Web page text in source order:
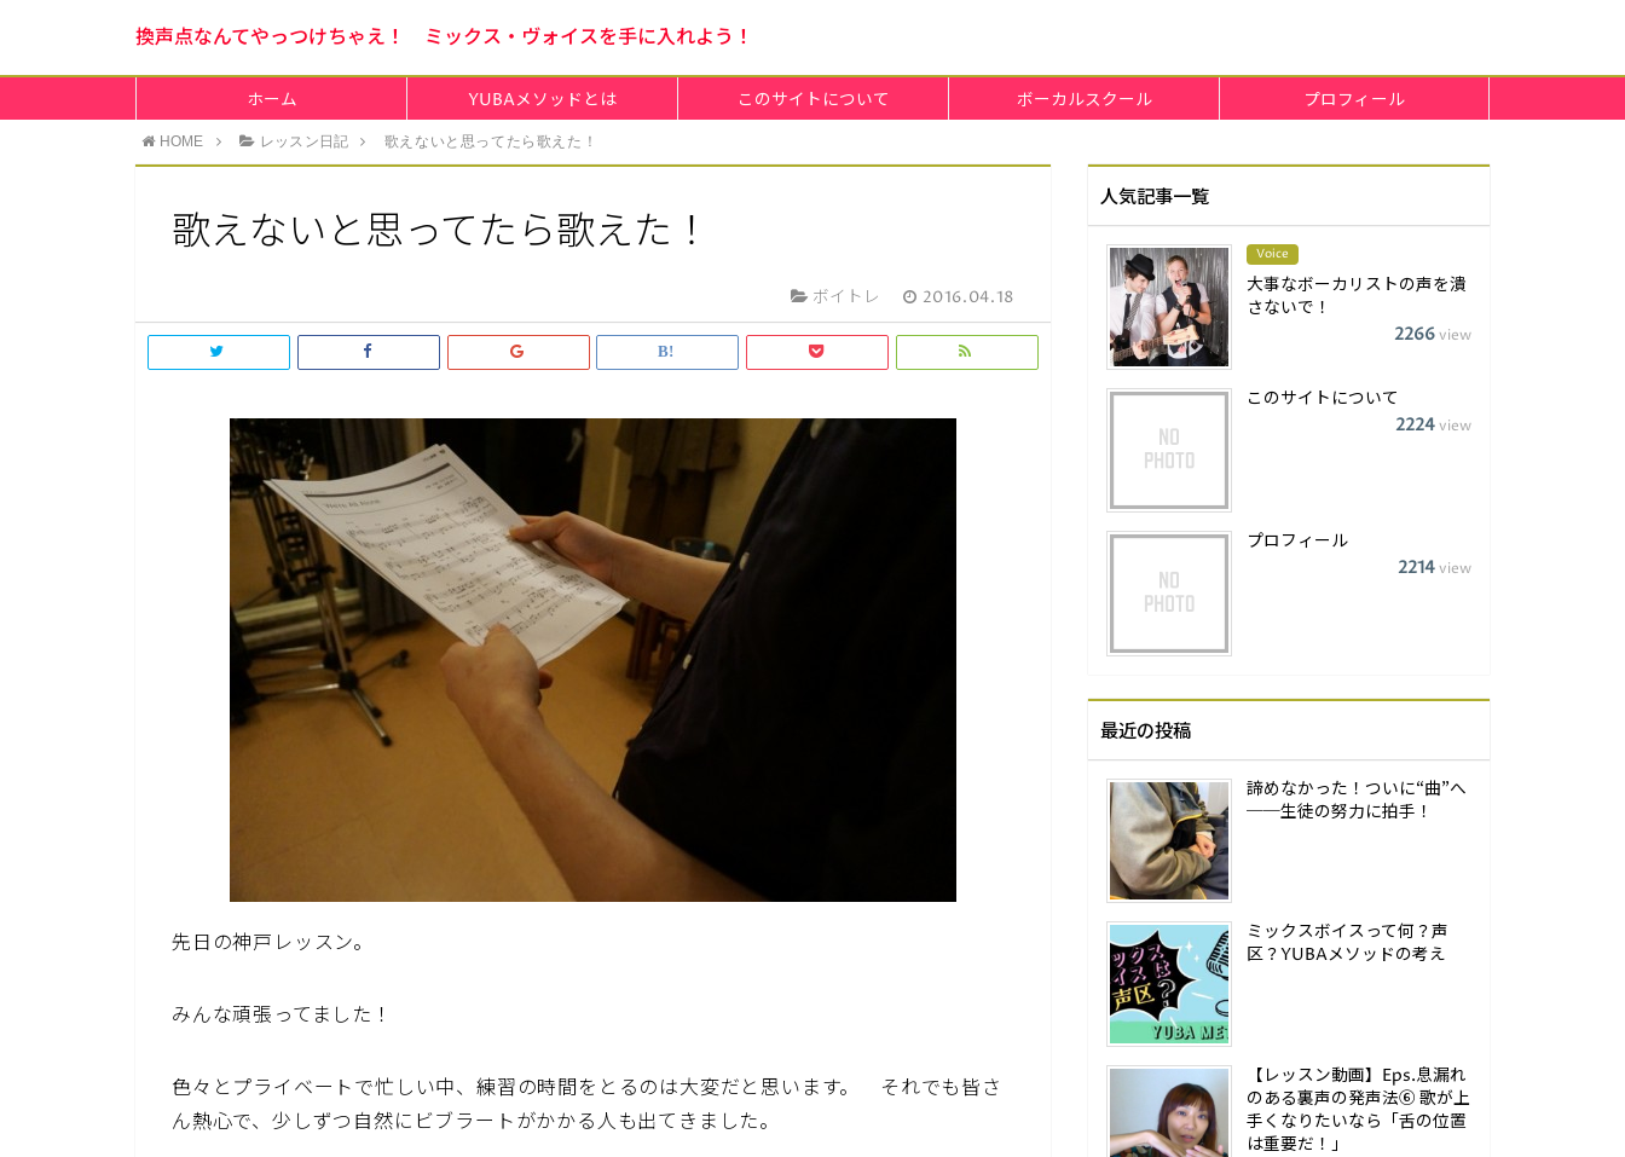
換声点なんてやっつけちゃえ！ ミックス・ヴォイスを手に入れよう！
ホーム YUBAメソッドとは このサイトについて ボーカルスクール プロフィール
HOME レッスン日記 歌えないと思ってたら歌えた！
歌えないと思ってたら歌えた！
ボイトレ 2016.04.18
先日の神戸レッスン。
みんな頑張ってました！
色々とプライベートで忙しい中、練習の時間をとるのは大変だと思います。 それでも皆さ
ん熱心で、少しずつ自然にビブラートがかかる人も出てきました。
人気記事一覧
Voice
大事なボーカリストの声を潰
さないで！
2266view
このサイトについて
2224view
プロフィール
2214view
最近の投稿
諦めなかった！ついに“曲”へ
──生徒の努力に拍手！
ミックスボイスって何？声
区？YUBAメソッドの考え
【レッスン動画】Eps.息漏れ
のある裏声の発声法⑥ 歌が上
手くなりたいなら「舌の位置
は重要だ！」